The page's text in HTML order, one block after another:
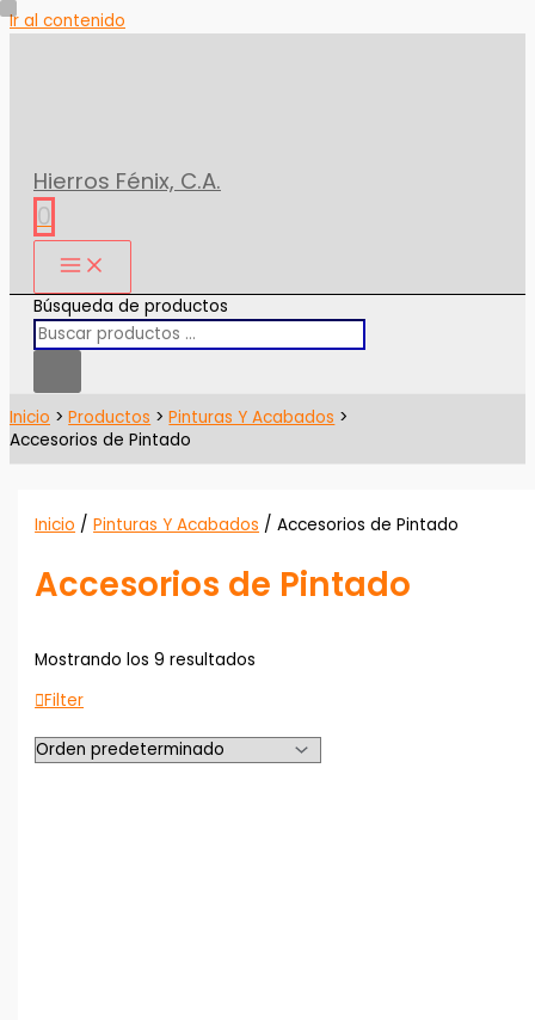
Ir al contenido
Hierros Fénix, C.A.
0
Búsqueda de productos
Inicio Productos
Pinturas Y Acabados
Accesorios de Pintado
Inicio /Pinturas Y Acabados / Accesorios de Pintado
Accesorios de Pintado
Mostrando los 9 resultados
Filter